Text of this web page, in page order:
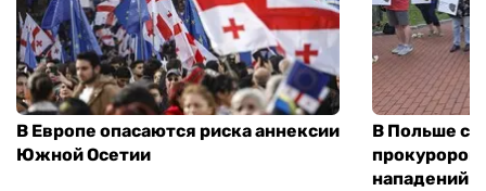
В Европе опасаются риска аннексии
Южной Осетии
В Польше
прокуроров
нападений